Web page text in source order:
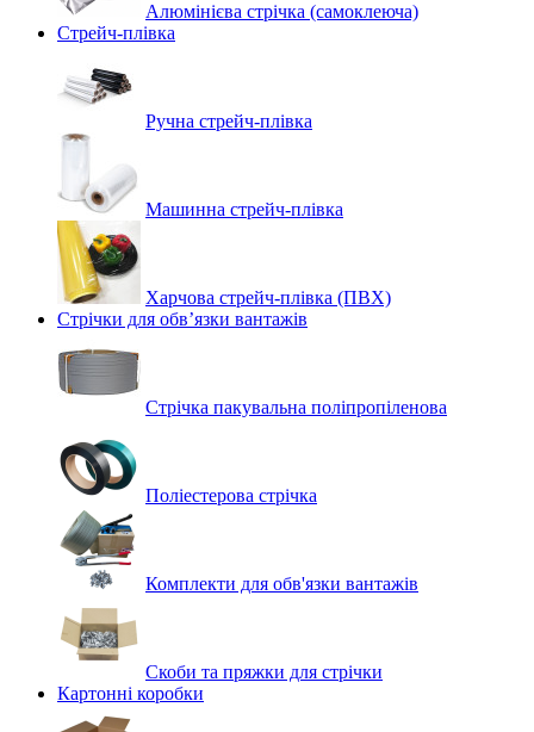
Алюмінієва стрічка (самоклеюча)
Стрейч-плівка
Ручна стрейч-плівка
Машинна стрейч‑плівка
Харчова стрейч-плівка (ПВХ)
Стрічки для обв’язки вантажів
Стрічка пакувальна поліпропіленова
Поліестерова стрічка
Комплекти для обв'язки вантажів
Скоби та пряжки для стрічки
Картонні коробки